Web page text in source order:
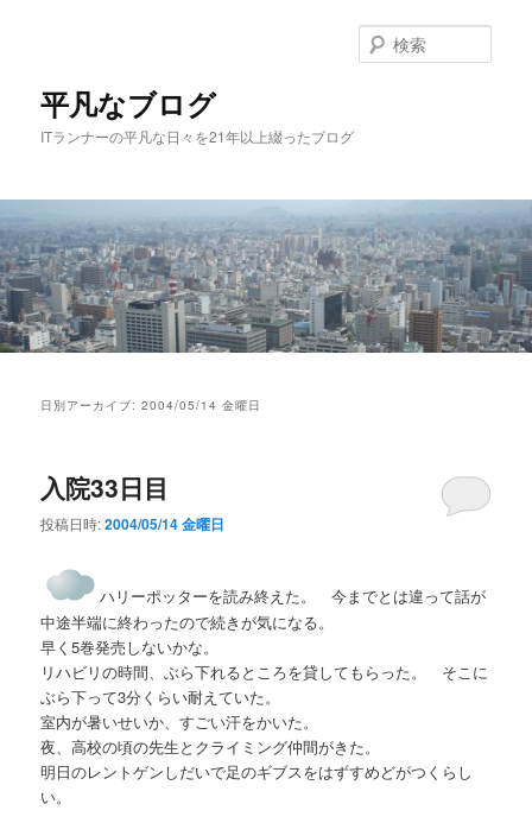
移
動
動
平凡なブログ
ITランナーの平凡な日々を21年以上綴ったブログ
索
日別アーカイブ:2004/05/14 金曜日
入院33日目
投稿日時:2004/05/14 金曜日
ハリーポッターを読み終えた。 今までとは違って話が
中途半端に終わったので続きが気になる。
早く5巻発売しないかな。
リハビリの時間、ぶら下れるところを貸してもらった。 そこに
ぶら下って3分くらい耐えていた。
室内が暑いせいか、すごい汗をかいた。
夜、高校の頃の先生とクライミング仲間がきた。
明日のレントゲンしだいで足のギブスをはずすめどがつくらし
い。